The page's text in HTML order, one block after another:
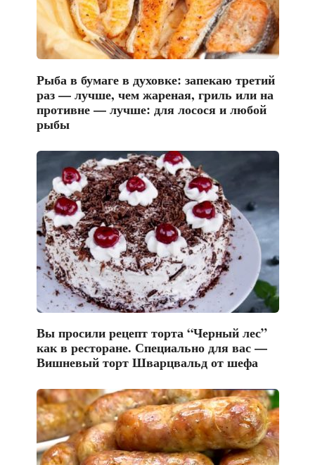
Рыба в бумаге в духовке: запекаю третий
раз — лучше, чем жареная, гриль или на
противне — лучше: для лосося и любой
рыбы
Вы просили рецепт торта “Черный лес”
как в ресторане. Специально для вас —
Вишневый торт Шварцвальд от шефа